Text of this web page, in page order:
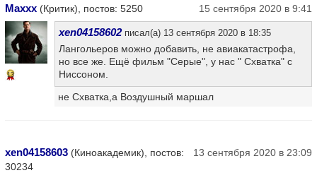
Maxxx (Критик), постов: 5250 15 сентября 2020 в 9:41
13
xen04158602писал(а) 13 сентября 2020 в 18:35
Лангольеров можно добавить, не авиакатастрофа,
но все же. Ещё фильм "Серые", у нас " Схватка" с
Ниссоном.
не Схватка,а Воздушный маршал
xen04158603 (Киноакадемик), постов:
30234
13 сентября 2020 в 23:09